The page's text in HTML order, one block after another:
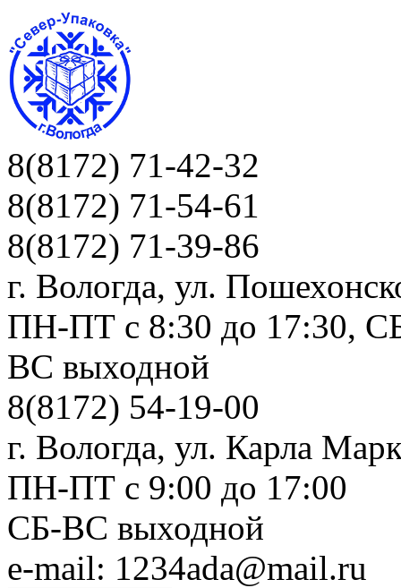
8(8172) 71-42-32
8(8172) 71-54-61
8(8172) 71-39-86
г. Вологда, ул.
ПН-ПТ c 8:30 до 17:30,
ВС выходной
8(8172) 54-19-00
г. Вологда, ул. Карла
ПН-ПТ c 9:00 до 17:00
СБ-ВС выходной
e-mail: 1234ada@mail.ru